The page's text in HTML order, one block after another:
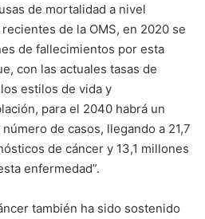
de mortalidad a nivel
de la OMS, en 2020 se
de fallecimientos por esta
con las actuales tasas de
estilos de vida y
para el 2040 habrá un
de casos, llegando a 21,7
de cáncer y 13,1 millones
enfermedad”.
también ha sido sostenido